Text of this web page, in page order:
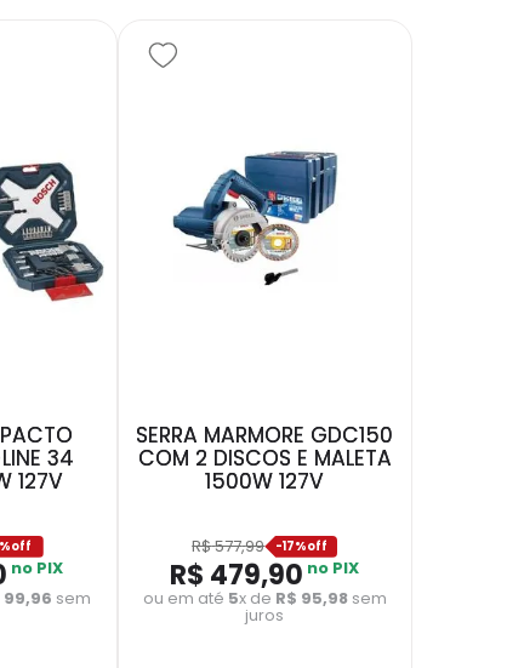
34
127V
no PIX
99,96 sem
SERRA MARMORE GDC150
COM 2 DISCOS E MALETA
1500W 127V
R$577,99 -17%
R$ 479,90 no PIX
ou em até 5x de R$ 95,98 sem
juros